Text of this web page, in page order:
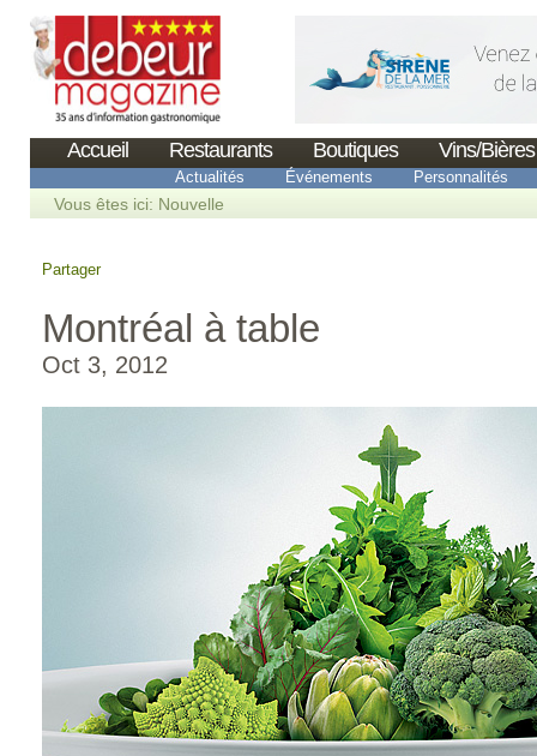
Accueil Restaurants Boutiques Vins/Bières
Actualités Événements Personnalités
Vous êtes ici: Nouvelle
Partager
Montréal à table
Oct 3, 2012